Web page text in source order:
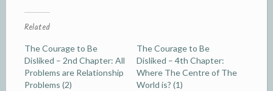
Related
The Courage to Be
Disliked – 2nd Chapter: All
Problems are Relationship
Problems (2)
The Courage to Be
Disliked – 4th Chapter:
Where The Centre of The
World is? (1)